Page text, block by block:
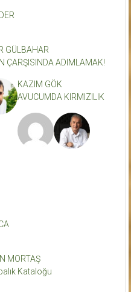
GÜLBAHAR
ÇARŞISINDA ADIMLAMAK!
KAZIM GÖK
AVUCUMDA KIRMIZILIK
MORTAŞ
Kataloğu